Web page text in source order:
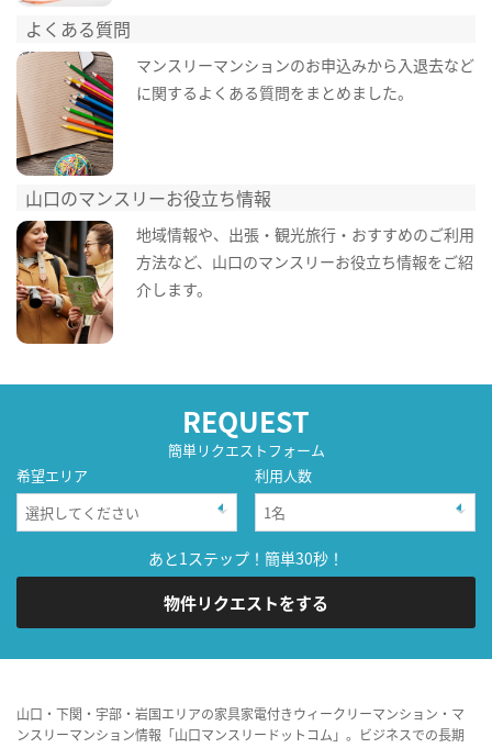
よくある質問
マンスリーマンションのお申込みから入退去など
に関するよくある質問をまとめました。
山口のマンスリーお役立ち情報
地域情報や、出張・観光旅行・おすすめのご利用
方法など、山口のマンスリーお役立ち情報をご紹
介します。
REQUEST
簡単リクエストフォーム
希望エリア
利用人数
あと1ステップ！簡単30秒！
物件リクエストをする
山口・下関・宇部・岩国エリアの家具家電付きウィークリーマンション・マ
ンスリーマンション情報「山口マンスリードットコム」。ビジネスでの長期